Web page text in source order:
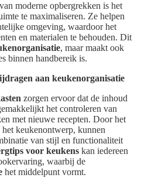
moderne opbergrekken is het
te maximaliseren. Ze helpen
omgeving, waardoor het
en materialen te behouden. Dit
, maar maakt ook
binnen handbereik is.
aan keukenorganisatie
zorgen ervoor dat de inhoud
het controleren van
met nieuwe recepten. Door het
keukenontwerp, kunnen
van stijl en functionaliteit
voor keukens kan iedereen
waarbij de
het middelpunt vormt.